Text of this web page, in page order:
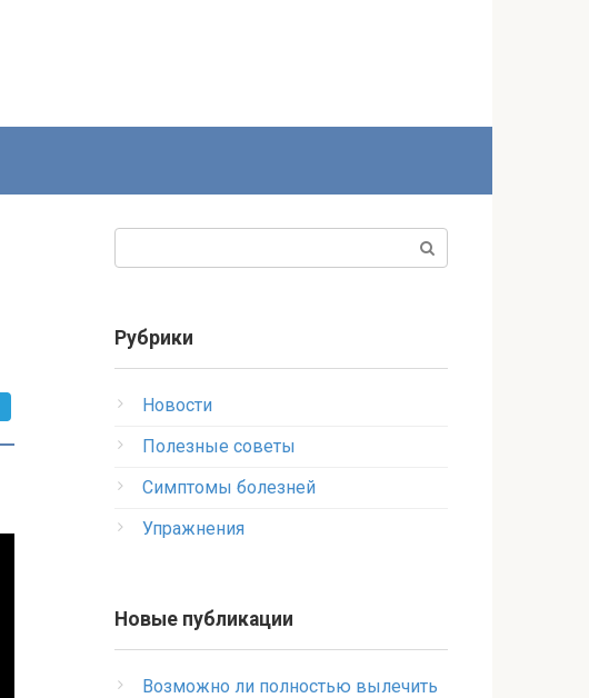
Рубрики
Новости
Полезные советы
Симптомы болезней
Упражнения
Новые публикации
Возможно ли полностью вылечить